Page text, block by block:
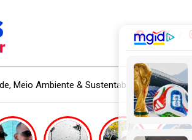
Meio Ambiente & Sustentabilidade